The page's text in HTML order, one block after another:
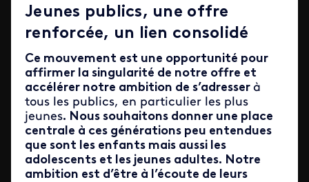
Jeunes publics, une offre
renforcée, un lien consolidé
Ce mouvement est une opportunité pour
affirmer la singularité de notre offre et
accélérer notre ambition de s’adresser à
tous les publics, en particulier les plus
jeunes. Nous souhaitons donner une place
centrale à ces générations peu entendues
que sont les enfants mais aussi les
adolescents et les jeunes adultes. Notre
ambition est d’être à l’écoute de leurs